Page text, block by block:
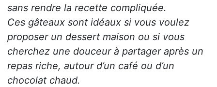
sans rendre la recette compliquée.
Ces gâteaux sont idéaux si vous voulez
proposer un dessert maison ou si vous
cherchez une douceur à partager après un
repas riche, autour d’un café ou d’un
chocolat chaud.